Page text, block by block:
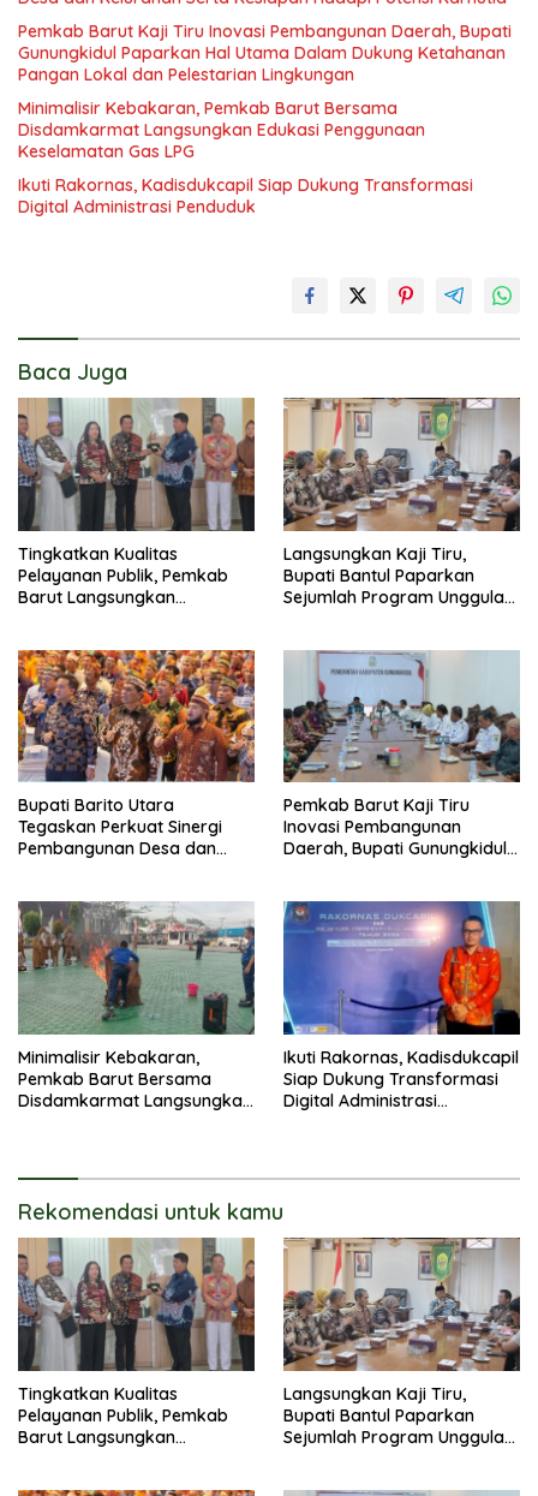
Pemkab Barut Kaji Tiru Inovasi Pembangunan Daerah, Bupati
Gunungkidul Paparkan Hal Utama Dalam Dukung Ketahanan
Pangan Lokal dan Pelestarian Lingkungan
Minimalisir Kebakaran, Pemkab Barut Bersama
Disdamkarmat Langsungkan Edukasi Penggunaan
Keselamatan Gas LPG
Ikuti Rakornas, Kadisdukcapil Siap Dukung Transformasi
Digital Administrasi Penduduk
Baca Juga
Tingkatkan Kualitas
Pelayanan Publik, Pemkab
Barut Langsungkan
Langsungkan Kaji Tiru,
Bupati Bantul Paparkan
Sejumlah Program Unggulan
Bupati Barito Utara
Tegaskan Perkuat Sinergi
Pembangunan Desa dan
Pemkab Barut Kaji Tiru
Inovasi Pembangunan
Daerah, Bupati Gunungkidul
Lokal dan Pelestarian
Lingkungan
Minimalisir Kebakaran,
Pemkab Barut Bersama
Disdamkarmat Langsungkan
Ikuti Rakornas, Kadisdukcapil
Siap Dukung Transformasi
Digital Administrasi
Rekomendasi untuk kamu
Tingkatkan Kualitas
Pelayanan Publik, Pemkab
Barut Langsungkan
Langsungkan Kaji Tiru,
Bupati Bantul Paparkan
Sejumlah Program Unggulan